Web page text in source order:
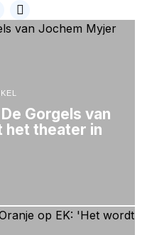
Gorgels van
het theater in